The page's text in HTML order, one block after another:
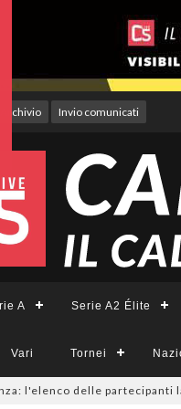
Archivio Invio comunicati
A Serie A2 Élite
Vari Tornei
delle partecipanti laziali